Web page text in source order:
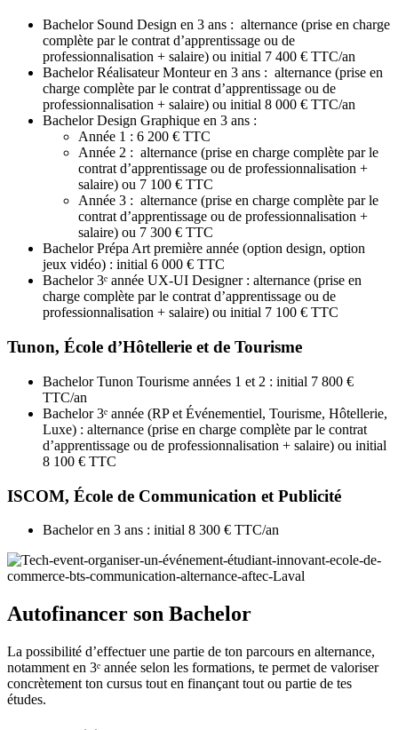
Bachelor Sound Design en 3 ans : alternance (prise en charge
complète par le contrat d’apprentissage ou de
professionnalisation + salaire) ou initial 7 400 € TTC/an
Bachelor Réalisateur Monteur en 3 ans : alternance (prise en
charge complète par le contrat d’apprentissage ou de
professionnalisation + salaire) ou initial 8 000 € TTC/an
Bachelor Design Graphique en 3 ans :
Année 1 : 6 200 € TTC
Année 2 : alternance (prise en charge complète par le
contrat d’apprentissage ou de professionnalisation +
salaire) ou 7 100 € TTC
Année 3 : alternance (prise en charge complète par le
contrat d’apprentissage ou de professionnalisation +
salaire) ou 7 300 € TTC
Bachelor Prépa Art première année (option design, option
jeux vidéo) : initial 6 000 € TTC
Bachelor 3ᵉ année UX-UI Designer : alternance (prise en
charge complète par le contrat d’apprentissage ou de
professionnalisation + salaire) ou initial 7 100 € TTC
Tunon, École d’Hôtellerie et de Tourisme
Bachelor Tunon Tourisme années 1 et 2 : initial 7 800 €
TTC/an
Bachelor 3ᵉ année (RP et Événementiel, Tourisme, Hôtellerie,
Luxe) : alternance (prise en charge complète par le contrat
d’apprentissage ou de professionnalisation + salaire) ou initial
8 100 € TTC
ISCOM, École de Communication et Publicité
Bachelor en 3 ans : initial 8 300 € TTC/an
Autofinancer son Bachelor
La possibilité d’effectuer une partie de ton parcours en alternance,
notamment en 3ᵉ année selon les formations, te permet de valoriser
concrètement ton cursus tout en finançant tout ou partie de tes
études.